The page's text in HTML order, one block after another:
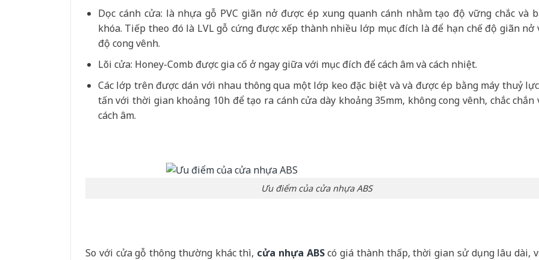
Dọc cánh cửa: là nhựa gỗ PVC giãn nở được ép xung quanh cánh nhằm tạo độ vững chắc và
khóa. Tiếp theo đó là LVL gỗ cứng được xếp thành nhiều lớp mục đích là để hạn chế độ giãn nở
độ cong vênh.
Lõi cửa: Honey-Comb được gia cố ở ngay giữa với mục đích để cách âm và cách nhiệt.
Các lớp trên được dán với nhau thông qua một lớp keo đặc biệt và và được ép bằng máy thuỷ
tấn với thời gian khoảng 10h để tạo ra cánh cửa dày khoảng 35mm, không cong vênh, chắc chắn
cách âm.
Ưu điểm của cửa nhựa ABS
So với cửa gỗ thông thường khác thì, cửa nhựa ABScó giá thành thấp, thời gian sử dụng lâu dài,